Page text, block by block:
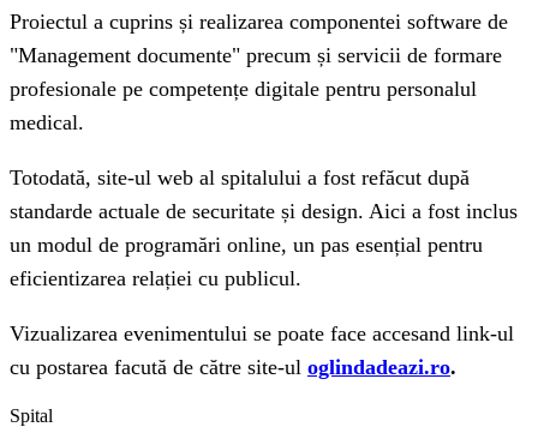
Proiectul a cuprins și realizarea componentei software de
"Management documente" precum și servicii de formare
profesionale pe competențe digitale pentru personalul
medical.
Totodată, site-ul web al spitalului a fost refăcut după
standarde actuale de securitate și design. Aici a fost inclus
un modul de programări online, un pas esențial pentru
eficientizarea relației cu publicul.
Vizualizarea evenimentului se poate face accesand link-ul
cu postarea facută de către site-ul oglindadeazi.ro.
Spital